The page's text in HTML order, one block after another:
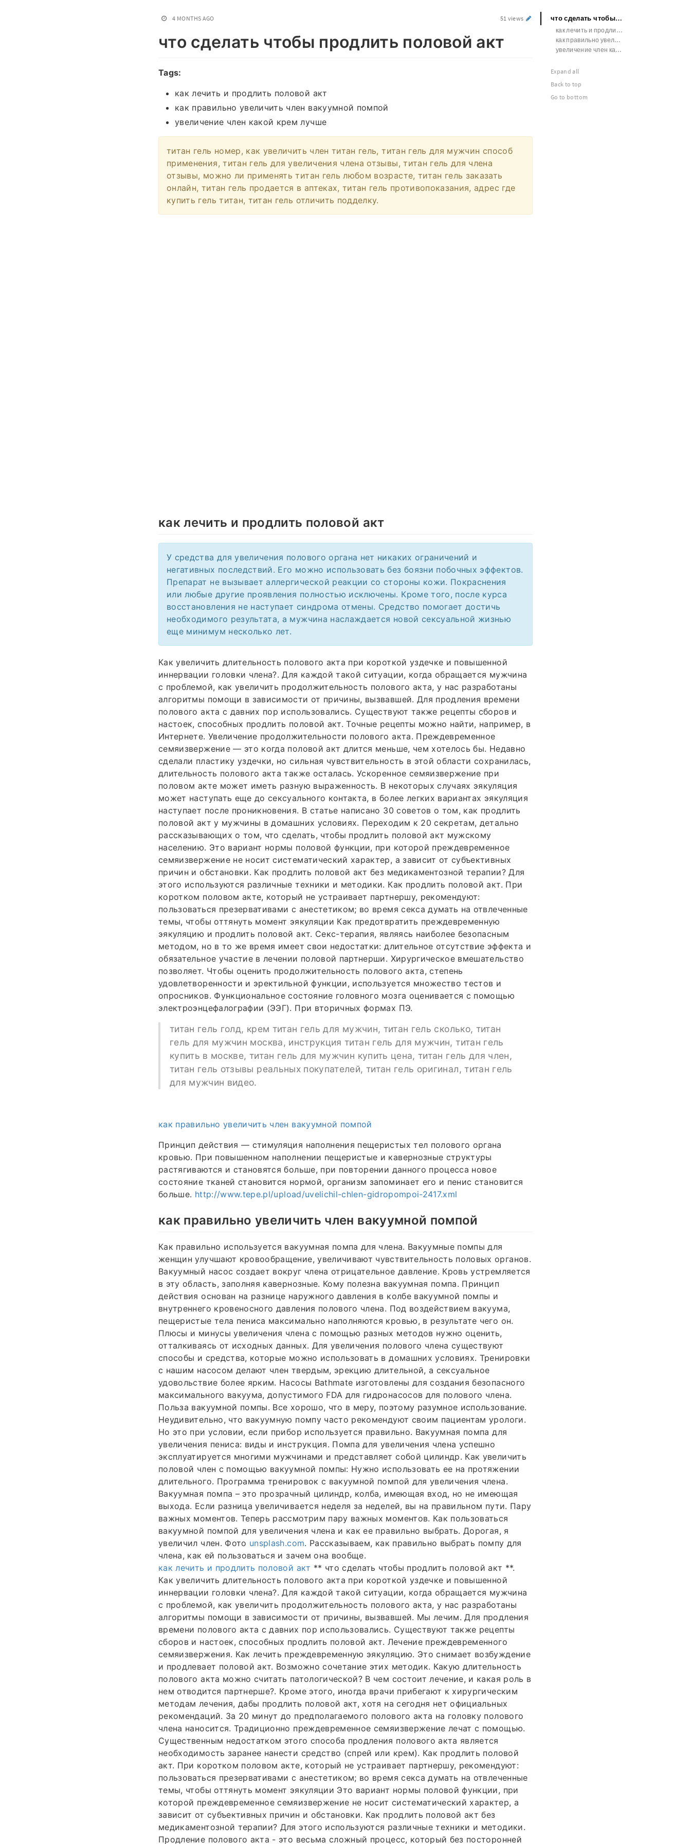
4 MONTHS AGO 51 views
что сделать чтобы продлить половой акт
Tags:
как лечить и продлить половой акт
как правильно увеличить член вакуумной помпой
увеличение член какой крем лучше
титан гель номер, как увеличить член титан гель, титан гель для мужчин способ
применения, титан гель для увеличения члена отзывы, титан гель для члена
отзывы, можно ли применять титан гель любом возрасте, титан гель заказать
онлайн, титан гель продается в аптеках, титан гель противопоказания, адрес где
купить гель титан, титан гель отличить подделку.
как лечить и продлить половой акт
У средства для увеличения полового органа нет никаких ограничений и
негативных последствий. Его можно использовать без боязни побочных эффектов.
Препарат не вызывает аллергической реакции со стороны кожи. Покраснения
или любые другие проявления полностью исключены. Кроме того, после курса
восстановления не наступает синдрома отмены. Средство помогает достичь
необходимого результата, а мужчина наслаждается новой сексуальной жизнью
еще минимум несколько лет.
Как увеличить длительность полового акта при короткой уздечке и повышенной
иннервации головки члена?. Для каждой такой ситуации, когда обращается мужчина
с проблемой, как увеличить продолжительность полового акта, у нас разработаны
алгоритмы помощи в зависимости от причины, вызвавшей. Для продления времени
полового акта с давних пор использовались. Существуют также рецепты сборов и
настоек, способных продлить половой акт. Точные рецепты можно найти, например, в
Интернете. Увеличение продолжительности полового акта. Преждевременное
семяизвержение — это когда половой акт длится меньше, чем хотелось бы. Недавно
сделали пластику уздечки, но сильная чувствительность в этой области сохранилась,
длительность полового акта также осталась. Ускоренное семяизвержение при
половом акте может иметь разную выраженность. В некоторых случаях эякуляция
может наступать еще до сексуального контакта, в более легких вариантах эякуляция
наступает после проникновения. В статье написано 30 советов о том, как продлить
половой акт у мужчины в домашних условиях. Переходим к 20 секретам, детально
рассказывающих о том, что сделать, чтобы продлить половой акт мужскому
населению. Это вариант нормы половой функции, при которой преждевременное
семяизвержение не носит систематический характер, а зависит от субъективных
причин и обстановки. Как продлить половой акт без медикаментозной терапии? Для
этого используются различные техники и методики. Как продлить половой акт. При
коротком половом акте, который не устраивает партнершу, рекомендуют:
пользоваться презервативами с анестетиком; во время секса думать на отвлеченные
темы, чтобы оттянуть момент эякуляции Как предотвратить преждевременную
эякуляцию и продлить половой акт. Секс-терапия, являясь наиболее безопасным
методом, но в то же время имеет свои недостатки: длительное отсутствие эффекта и
обязательное участие в лечении половой партнерши. Хирургическое вмешательство
позволяет. Чтобы оценить продолжительность полового акта, степень
удовлетворенности и эректильной функции, используется множество тестов и
опросников. Функциональное состояние головного мозга оценивается с помощью
электроэнцефалографии (ЭЭГ). При вторичных формах ПЭ.
титан гель голд, крем титан гель для мужчин, титан гель сколько, титан
гель для мужчин москва, инструкция титан гель для мужчин, титан гель
купить в москве, титан гель для мужчин купить цена, титан гель для член,
титан гель отзывы реальных покупателей, титан гель оригинал, титан гель
для мужчин видео.
как правильно увеличить член вакуумной помпой
Принцип действия — стимуляция наполнения пещеристых тел полового органа
кровью. При повышенном наполнении пещеристые и кавернозные структуры
растягиваются и становятся больше, при повторении данного процесса новое
состояние тканей становится нормой, организм запоминает его и пенис становится
больше. http://www.tepe.pl/upload/uvelichil-chlen-gidropompoi-2417.xml
как правильно увеличить член вакуумной помпой
Как правильно используется вакуумная помпа для члена. Вакуумные помпы для
женщин улучшают кровообращение, увеличивают чувствительность половых органов.
Вакуумный насос создает вокруг члена отрицательное давление. Кровь устремляется
в эту область, заполняя кавернозные. Кому полезна вакуумная помпа. Принцип
действия основан на разнице наружного давления в колбе вакуумной помпы и
внутреннего кровеносного давления полового члена. Под воздействием вакуума,
пещеристые тела пениса максимально наполняются кровью, в результате чего он.
Плюсы и минусы увеличения члена с помощью разных методов нужно оценить,
отталкиваясь от исходных данных. Для увеличения полового члена существуют
способы и средства, которые можно использовать в домашних условиях. Тренировки
с нашим насосом делают член твердым, эрекцию длительной, а сексуальное
удовольствие более ярким. Насосы Bathmate изготовлены для создания безопасного
максимального вакуума, допустимого FDA для гидронасосов для полового члена.
Польза вакуумной помпы. Все хорошо, что в меру, поэтому разумное использование.
Неудивительно, что вакуумную помпу часто рекомендуют своим пациентам урологи.
Но это при условии, если прибор используется правильно. Вакуумная помпа для
увеличения пениса: виды и инструкция. Помпа для увеличения члена успешно
эксплуатируется многими мужчинами и представляет собой цилиндр. Как увеличить
половой член с помощью вакуумной помпы: Нужно использовать ее на протяжении
длительного. Программа тренировок с вакуумной помпой для увеличения члена.
Вакуумная помпа – это прозрачный цилиндр, колба, имеющая вход, но не имеющая
выхода. Если разница увеличивается неделя за неделей, вы на правильном пути. Пару
важных моментов. Теперь рассмотрим пару важных моментов. Как пользоваться
вакуумной помпой для увеличения члена и как ее правильно выбрать. Дорогая, я
увеличил член. Фото unsplash.com. Рассказываем, как правильно выбрать помпу для
члена, как ей пользоваться и зачем она вообще.
как лечить и продлить половой акт ** что сделать чтобы продлить половой акт **.
Как увеличить длительность полового акта при короткой уздечке и повышенной
иннервации головки члена?. Для каждой такой ситуации, когда обращается мужчина
с проблемой, как увеличить продолжительность полового акта, у нас разработаны
алгоритмы помощи в зависимости от причины, вызвавшей. Мы лечим. Для продления
времени полового акта с давних пор использовались. Существуют также рецепты
сборов и настоек, способных продлить половой акт. Лечение преждевременного
семяизвержения. Как лечить преждевременную эякуляцию. Это снимает возбуждение
и продлевает половой акт. Возможно сочетание этих методик. Какую длительность
полового акта можно считать патологической? В чем состоит лечение, и какая роль в
нем отводится партнерше?. Кроме этого, иногда врачи прибегают к хирургическим
методам лечения, дабы продлить половой акт, хотя на сегодня нет официальных
рекомендаций. За 20 минут до предполагаемого полового акта на головку полового
члена наносится. Традиционно преждевременное семяизвержение лечат с помощью.
Существенным недостатком этого способа продления полового акта является
необходимость заранее нанести средство (спрей или крем). Как продлить половой
акт. При коротком половом акте, который не устраивает партнершу, рекомендуют:
пользоваться презервативами с анестетиком; во время секса думать на отвлеченные
темы, чтобы оттянуть момент эякуляции Это вариант нормы половой функции, при
которой преждевременное семяизвержение не носит систематический характер, а
зависит от субъективных причин и обстановки. Как продлить половой акт без
медикаментозной терапии? Для этого используются различные техники и методики.
Продление полового акта - это весьма сложный процесс, который без посторонней
что сделать чтобы продлить половой акт
как лечить и продлить половой акт
как правильно увеличить член вакуумной помпой
увеличение член какой крем лучше
Expand all
Back to top
Go to bottom